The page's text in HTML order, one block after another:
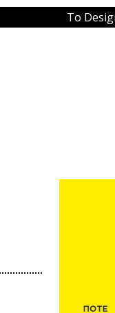
Το Design